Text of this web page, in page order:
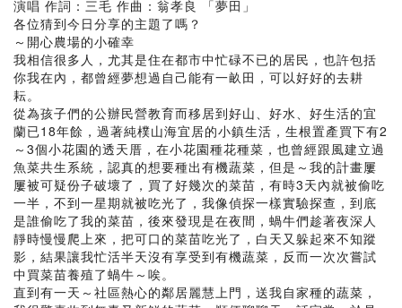
演唱 作詞：三毛 作曲：翁孝良 「夢田」
各位猜到今日分享的主題了嗎？
～開心農場的小確幸
我相信很多人，尤其是住在都市中忙碌不已的居民，也許包括
你我在內，都曾經夢想過自己能有一畝田，可以好好的去耕
耘。
從為孩子們的公辦民營教育而移居到好山、好水、好生活的宜
蘭已18年餘，過著純樸山海宜居的小鎮生活，生根置產買下有2
～3個小花園的透天厝，在小花園種花種菜，也曾經跟風建立過
魚菜共生系統，認真的想要種出有機蔬菜，但是～我的計畫屢
屢被可疑份子破壞了，買了好幾次的菜苗，有時3天內就被偷吃
一半，不到一星期就被吃光了，我像偵探一樣實驗探查，到底
是誰偷吃了我的菜苗，後來發現是在夜間，蝸牛們趁著夜深人
靜時慢慢爬上來，把可口的菜苗吃光了，白天又躲起來不知蹤
影，結果讓我忙活半天沒有享受到有機蔬菜，反而一次次嘗試
中買菜苗養殖了蝸牛～唉。
直到有一天～社區熱心的鄰居麗慧上門，送我自家種的蔬菜，